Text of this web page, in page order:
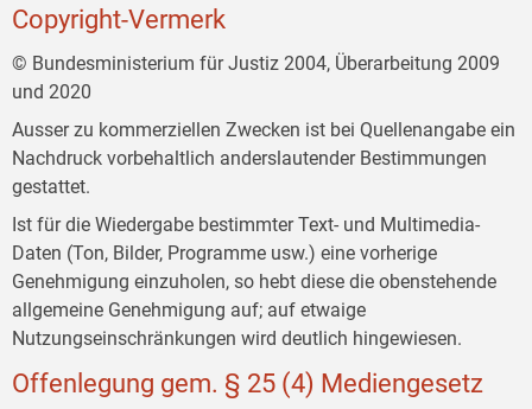
Copyright-Vermerk
© Bundesministerium für Justiz 2004, Überarbeitung 2009
und 2020
Ausser zu kommerziellen Zwecken ist bei Quellenangabe ein
Nachdruck vorbehaltlich anderslautender Bestimmungen
gestattet.
Ist für die Wiedergabe bestimmter Text- und Multimedia-
Daten (Ton, Bilder, Programme usw.) eine vorherige
Genehmigung einzuholen, so hebt diese die obenstehende
allgemeine Genehmigung auf; auf etwaige
Nutzungseinschränkungen wird deutlich hingewiesen.
Offenlegung gem. § 25 (4) Mediengesetz